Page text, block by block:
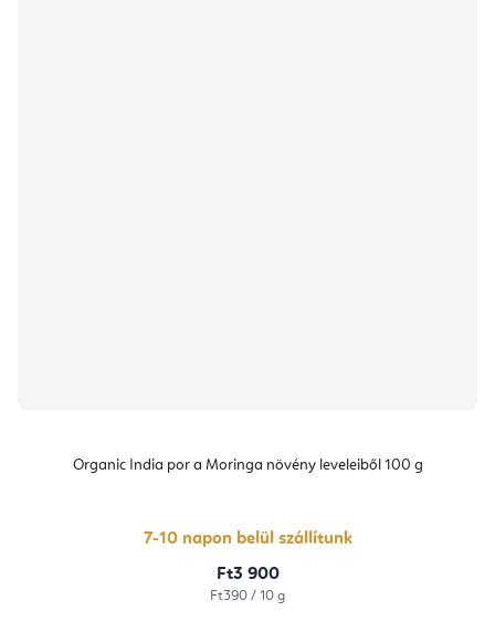
Organic India por a Moringa növény leveleiből 100 g
7-10 napon belül szállítunk
Ft3 900
Egységár:
Ft390 / 10 g